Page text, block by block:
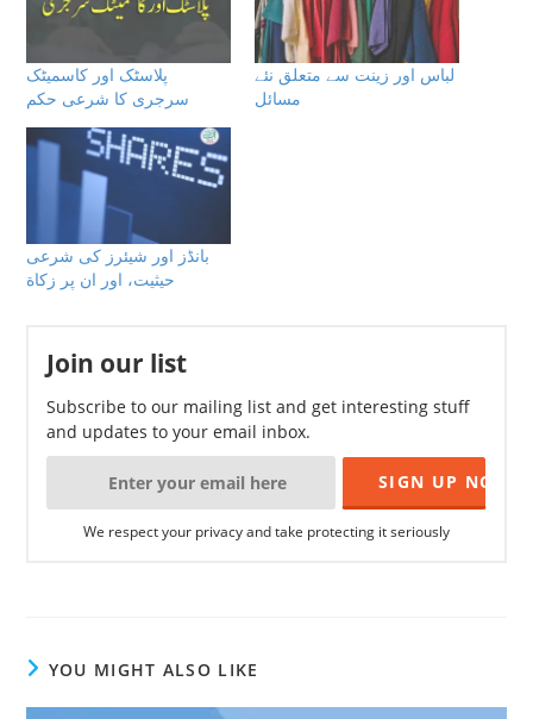
پلاسٹک اور کاسمیٹک
سرجری كا شرعى حكم
لباس اور زینت سے متعلق نئے
مسائل
بانڈز اور شیئرز كى شرعى
حيثيت، اور ان پر زكاة
Join our list
Subscribe to our mailing list and get interesting stuff
and updates to your email inbox.
We respect your privacy and take protecting it seriously
YOU MIGHT ALSO LIKE